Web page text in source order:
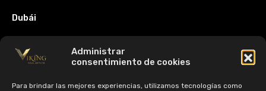
Administrar
consentimiento de cookies
Para brindar las mejores experiencias, utilizamos tecnologías como
Dubái
Business Bay - Dubai - EAU